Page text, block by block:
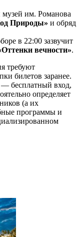
музей им. Романова
Природы» и обряд
в 22:00 зазвучит
вечности».
требуют
билетов заранее.
бесплатный вход,
определяет
(а их
программы и